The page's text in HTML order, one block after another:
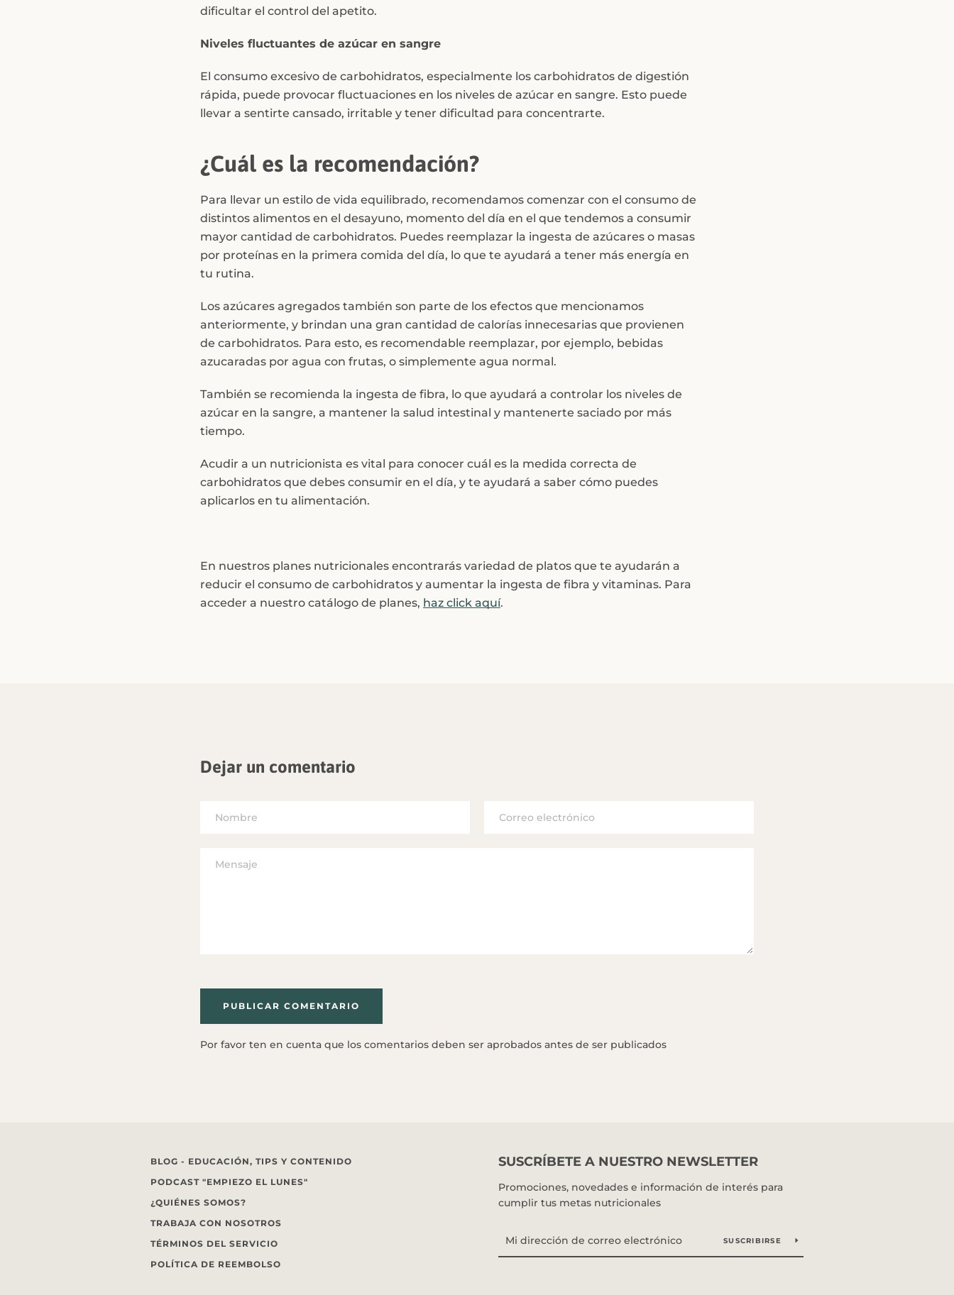
dificultar el control del apetito.
Niveles fluctuantes de azúcar en sangre
El consumo excesivo de carbohidratos, especialmente los carbohidratos de digestión
rápida, puede provocar fluctuaciones en los niveles de azúcar en sangre. Esto puede
llevar a sentirte cansado, irritable y tener dificultad para concentrarte.
¿Cuál es la recomendación?
Para llevar un estilo de vida equilibrado, recomendamos comenzar con el consumo de
distintos alimentos en el desayuno, momento del día en el que tendemos a consumir
mayor cantidad de carbohidratos. Puedes reemplazar la ingesta de azúcares o masas
por proteínas en la primera comida del día, lo que te ayudará a tener más energía en
tu rutina.
Los azúcares agregados también son parte de los efectos que mencionamos
anteriormente, y brindan una gran cantidad de calorías innecesarias que provienen
de carbohidratos. Para esto, es recomendable reemplazar, por ejemplo, bebidas
azucaradas por agua con frutas, o simplemente agua normal.
También se recomienda la ingesta de fibra, lo que ayudará a controlar los niveles de
azúcar en la sangre, a mantener la salud intestinal y mantenerte saciado por más
tiempo.
Acudir a un nutricionista es vital para conocer cuál es la medida correcta de
carbohidratos que debes consumir en el día, y te ayudará a saber cómo puedes
aplicarlos en tu alimentación.
En nuestros planes nutricionales encontrarás variedad de platos que te ayudarán a
reducir el consumo de carbohidratos y aumentar la ingesta de fibra y vitaminas. Para
acceder a nuestro catálogo de planes, haz click aquí.
Dejar un comentario
Por favor ten en cuenta que los comentarios deben ser aprobados antes de ser publicados
BLOG - EDUCACIÓN, TIPS Y CONTENIDO
PODCAST "EMPIEZO EL LUNES"
¿QUIÉNES SOMOS?
TRABAJA CON NOSOTROS
TÉRMINOS DEL SERVICIO
POLÍTICA DE REEMBOLSO
SUSCRÍBETE A NUESTRO NEWSLETTER
Promociones, novedades e información de interés para
cumplir tus metas nutricionales
SUSCRIBIRSE